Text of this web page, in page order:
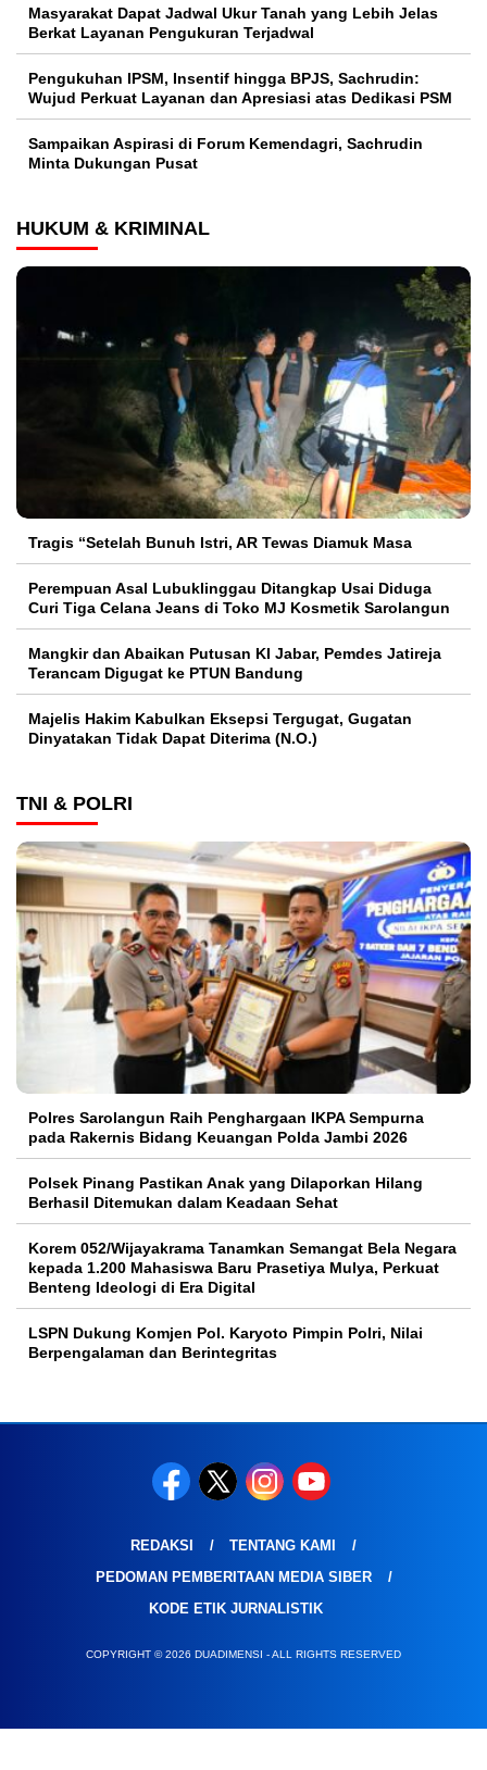
Masyarakat Dapat Jadwal Ukur Tanah yang Lebih Jelas
Berkat Layanan Pengukuran Terjadwal
Pengukuhan IPSM, Insentif hingga BPJS, Sachrudin:
Wujud Perkuat Layanan dan Apresiasi atas Dedikasi PSM
Sampaikan Aspirasi di Forum Kemendagri, Sachrudin
Minta Dukungan Pusat
HUKUM & KRIMINAL
Tragis “Setelah Bunuh Istri, AR Tewas Diamuk Masa
Perempuan Asal Lubuklinggau Ditangkap Usai Diduga
Curi Tiga Celana Jeans di Toko MJ Kosmetik Sarolangun
Mangkir dan Abaikan Putusan KI Jabar, Pemdes Jatireja
Terancam Digugat ke PTUN Bandung
Majelis Hakim Kabulkan Eksepsi Tergugat, Gugatan
Dinyatakan Tidak Dapat Diterima (N.O.)
TNI & POLRI
Polres Sarolangun Raih Penghargaan IKPA Sempurna
pada Rakernis Bidang Keuangan Polda Jambi 2026
Polsek Pinang Pastikan Anak yang Dilaporkan Hilang
Berhasil Ditemukan dalam Keadaan Sehat
Korem 052/Wijayakrama Tanamkan Semangat Bela Negara
kepada 1.200 Mahasiswa Baru Prasetiya Mulya, Perkuat
Benteng Ideologi di Era Digital
LSPN Dukung Komjen Pol. Karyoto Pimpin Polri, Nilai
Berpengalaman dan Berintegritas
REDAKSI
TENTANG KAMI
PEDOMAN PEMBERITAAN MEDIA SIBER
KODE ETIK JURNALISTIK
COPYRIGHT © 2026 DUADIMENSI - ALL RIGHTS RESERVED